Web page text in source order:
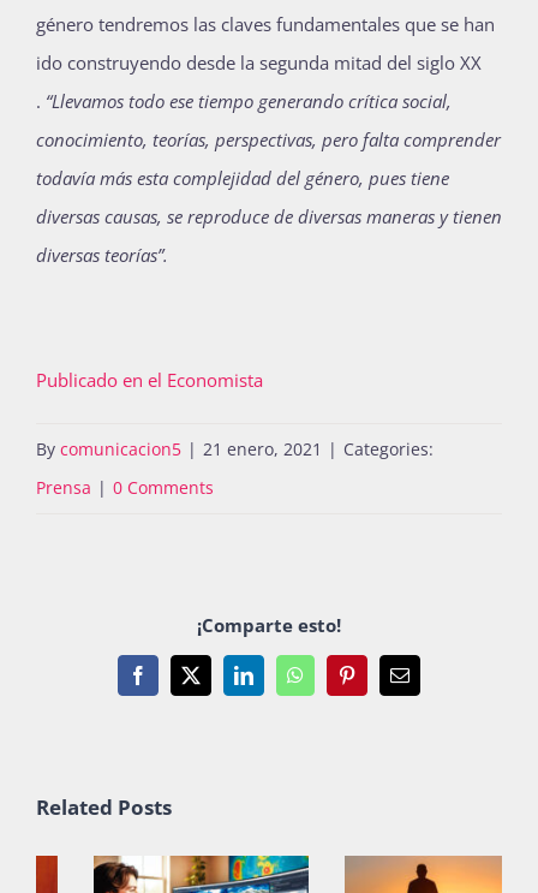
género tendremos las claves fundamentales que se han
ido construyendo desde la segunda mitad del siglo XX
. “Llevamos todo ese tiempo generando crítica social,
conocimiento, teorías, perspectivas, pero falta comprender
todavía más esta complejidad del género, pues tiene
diversas causas, se reproduce de diversas maneras y tienen
diversas teorías”.
Publicado en el Economista
By comunicacion5 | 21 enero, 2021 | Categories:
Prensa | 0 Comments
¡Comparte esto!
Facebook
X LinkedInWhatsAppPinterestEmail
Related Posts